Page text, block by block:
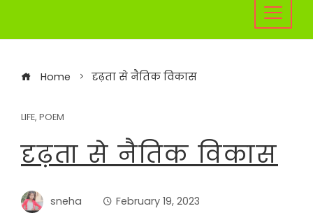
Home दृढ़ता से नैतिक विकास
LIFE, POEM
दृढ़ता से नैतिक विकास
sneha February 19, 2023